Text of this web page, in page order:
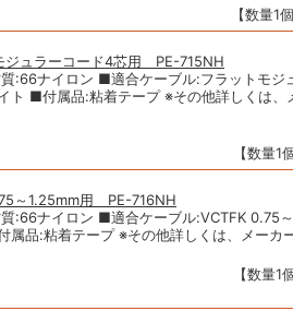
【数量1
ジュラーコード4芯用 PE-715NH
:66ナイロン ■適合ケーブル:フラットモジ
■付属品:粘着テープ ※その他詳しくは、
【数量1
～1.25mm用 PE-716NH
:66ナイロン ■適合ケーブル:VCTFK 0.75
品:粘着テープ ※その他詳しくは、メーカ
【数量1